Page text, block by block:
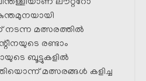
ലൗറ്ററോ
നടന്ന മത്സരത്തിൽ
രണ്ടാം
ബൂട്ടുകളിൽ
മത്സരങ്ങൾ കളിച്ച